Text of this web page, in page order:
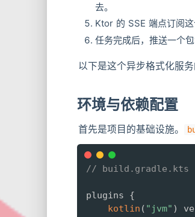
去。
Ktor 的 SSE 端点订阅
任务完成后，推送一个
以下是这个异步格式化服务
环境与依赖配置
首先是项目的基础设施。
// build.gradle.kts
plugins {
kotlin ( "jvm" )